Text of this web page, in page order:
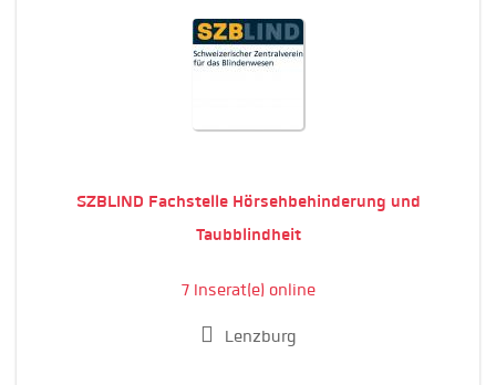
SZBLIND Fachstelle Hörsehbehinderung und
Taubblindheit
7 Inserat(e) online
Lenzburg